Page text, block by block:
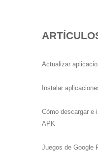
Actualizar
Instalar
Cómo descargar e
APK
Juegos de Google